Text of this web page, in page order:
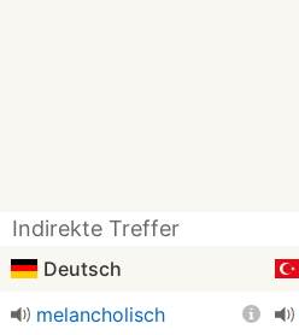
Indirekte Treffer
Deutsch
melancholisch